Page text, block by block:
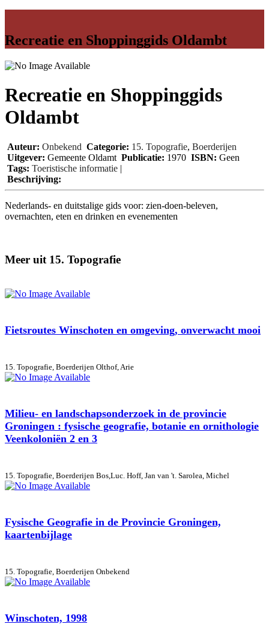
Recreatie en Shoppinggids Oldambt
Recreatie en Shoppinggids
Oldambt
Auteur: Onbekend Categorie: 15. Topografie, Boerderijen
Uitgever: Gemeente Oldamt Publicatie: 1970 ISBN: Geen
Tags: Toeristische informatie |
Beschrijving:
Nederlands- en duitstalige gids voor: zien-doen-beleven,
overnachten, eten en drinken en evenementen
Meer uit 15. Topografie
Fietsroutes Winschoten en omgeving, onverwacht mooi
15. Topografie, Boerderijen Olthof, Arie
Milieu- en landschapsonderzoek in de provincie
Groningen : fysische geografie, botanie en ornithologie
Veenkoloniën 2 en 3
15. Topografie, Boerderijen Bos,Luc. Hoff, Jan van 't. Sarolea, Michel
Fysische Geografie in de Provincie Groningen,
kaartenbijlage
15. Topografie, Boerderijen Onbekend
Winschoten, 1998